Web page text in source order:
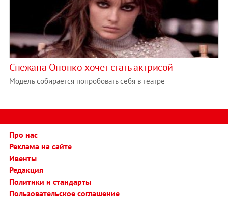
Снежана Онопко хочет стать актрисой
Модель собирается попробовать себя в театре
Про нас
Реклама на сайте
Ивенты
Редакция
Политики и стандарты
Пользовательское соглашение